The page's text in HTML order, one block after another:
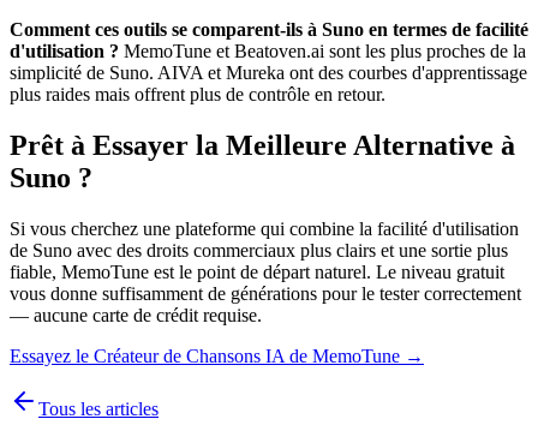
Comment ces outils se comparent-ils à Suno en termes de facilité
d'utilisation ? MemoTune et Beatoven.ai sont les plus proches de la
simplicité de Suno. AIVA et Mureka ont des courbes d'apprentissage
plus raides mais offrent plus de contrôle en retour.
Prêt à Essayer la Meilleure Alternative à
Suno ?
Si vous cherchez une plateforme qui combine la facilité d'utilisation
de Suno avec des droits commerciaux plus clairs et une sortie plus
fiable, MemoTune est le point de départ naturel. Le niveau gratuit
vous donne suffisamment de générations pour le tester correctement
— aucune carte de crédit requise.
Essayez le Créateur de Chansons IA de MemoTune →
Tous les articles